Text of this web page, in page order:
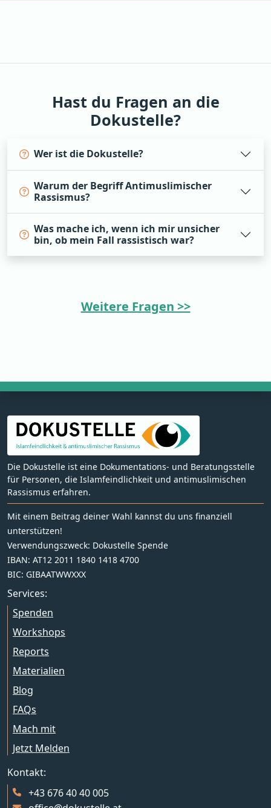
Hast du Fragen an die
Dokustelle?
Wer ist die Dokustelle?
Warum der Begriff Antimuslimischer
Rassismus?
Was mache ich, wenn ich mir unsicher
bin, ob mein Fall rassistisch war?
Weitere Fragen >>
Die Dokustelle ist eine Dokumentations- und Beratungsstelle
für Personen, die Islamfeindlichkeit und antimuslimischen
Rassismus erfahren.
Mit einem Beitrag deiner Wahl kannst du uns finanziell
unterstützen!
Verwendungszweck: Dokustelle Spende
IBAN: AT12 2011 1840 1418 4700
BIC: GIBAATWWXXX
Services:
Spenden
Workshops
Reports
Materialien
Blog
FAQs
Mach mit
Jetzt Melden
Kontakt:
+43 676 40 40 005